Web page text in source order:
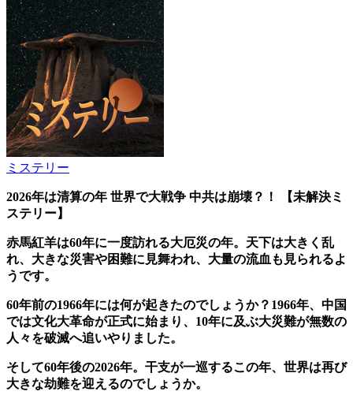
ミステリー
2026年は清算の年 世界で大戦争 中共は崩壊？！
【未解決ミ
ステリー】
赤馬紅羊は60年に一度訪れる大厄災の年。天下は大きく乱
れ、大きな災害や困難に見舞われ、大量の流血も見られるよ
うです。
60年前の1966年には何が起きたのでしょうか？1966年、中国
では文化大革命が正式に始まり、10年に及ぶ大災難が無数の
人々を破滅へ追いやりました。
そして60年後の2026年。干支が一巡するこの年、世界は再び
大きな劫難を迎えるのでしょうか。